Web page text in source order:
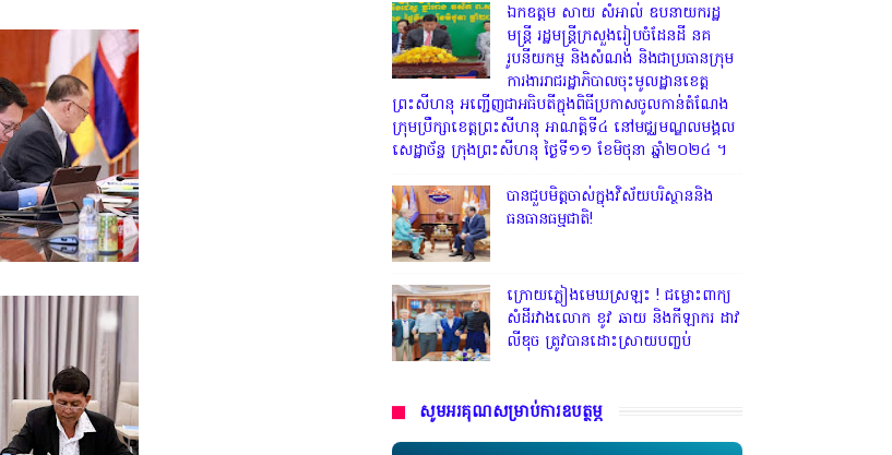
ឯកឧត្តម សាយ សំអាល់ ឧបនាយករដ្ឋ
មន្ត្រី រដ្ឋមន្ត្រីក្រសួងរៀបចំដែនដី នគ
រូបនីយកម្ម និងសំណង់ និងជាប្រធានក្រុម
ការងាររាជរដ្ឋាភិបាលចុះមូលដ្ឋានខេត្ត
ព្រះសីហនុ អញ្ជើញជាអធិបតីក្នុងពិធីប្រកាសចូលកាន់តំណែង
ក្រុមប្រឹក្សាខេត្តព្រះសីហនុ អាណត្តិទី៤ នៅមជ្ឈមណ្ឌលមង្គល
សេដ្ឋាច័ន្ទ ក្រុងព្រះសីហនុ ថ្ងៃទី១១ ខែមិថុនា ឆ្នាំ២០២៤ ។
បានជួបមិត្តចាស់ក្នុងវិស័យបរិស្ថាននិង
ធនធានធម្មជាតិ!
ក្រោយភ្លៀងមេឃស្រឡះ ! ជម្លោះពាក្យ
សំដីរវាងលោក ខូវ ឆាយ និងកីឡាករ ដាវ
លីឌុច ត្រូវបានដោះស្រាយបញ្ចប់
សូមអរគុណសម្រាប់ការឧបត្ថម្ភ